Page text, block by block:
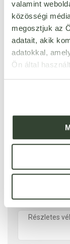
valamint
közösségi
megosztjuk az
adatait, akik
adatokkal,
Ön által
Ezt a terméket
első!